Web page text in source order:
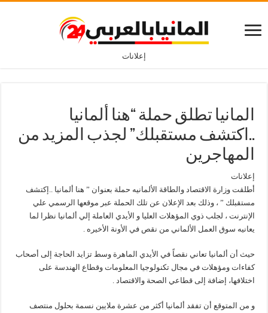
إعلانات
المانيا تطلق حملة “هنا ألمانيا
..اكتشف مستقبلك” لجذب المزيد من
المهاجرين
إعلانات
أطلقت وزارة الاقتصاد والطاقة الألمانيه حملة بعنوان ” هنا ألمانيا ..إكتشف
مستقبلك ” ، وذلك بعد الإعلان عن تلك الحملة عبر موقعها الرسمي علي
الإنترنت ، لجلب ذوي المؤهلات العليا و الأيدي العاملة إلي ألمانيا نظرا لما
يعانيه سوق العمل الألماني من نقص في الأونة الأخيره .
حيث أن ألمانيا تعاني نقصاً في الأيدي الماهرة وسط تزايد الحاجة إلى أصحاب
كفاءات ومؤهلات في مجال تكنولوجيا المعلومات وقطاع الهندسة على
اختلافها، إضافة إلى قطاعي الصحة والاقتصاد .
و من المتوقع أن تفقد ألمانيا أكثر من عشرة ملايين نسمة بحلول منتصف